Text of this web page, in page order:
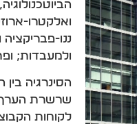
ואלקטרו-
ננו-פבריקציה
ולמעבדות;
הסינרגיה
לקוחות